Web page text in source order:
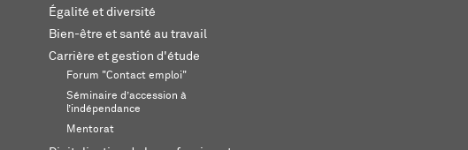
Égalité et diversité
Bien-être et santé au travail
Carrière et gestion d'étude
Forum "Contact emploi"
Séminaire d’accession à
l’indépendance
Mentorat